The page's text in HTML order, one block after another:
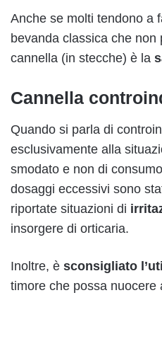
Anche se molti tendono a
bevanda classica che
cannella (in stecche) è la
Cannella
Quando si parla di
esclusivamente alla
smodato e non di
dosaggi eccessivi sono
riportate situazioni di
insorgere di orticaria.
Inoltre, è sconsigliato
timore che possa nuocere